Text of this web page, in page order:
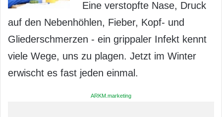
Eine verstopfte Nase, Druck
auf den Nebenhöhlen, Fieber, Kopf- und
Gliederschmerzen - ein grippaler Infekt kennt
viele Wege, uns zu plagen. Jetzt im Winter
erwischt es fast jeden einmal.
ARKM.marketing